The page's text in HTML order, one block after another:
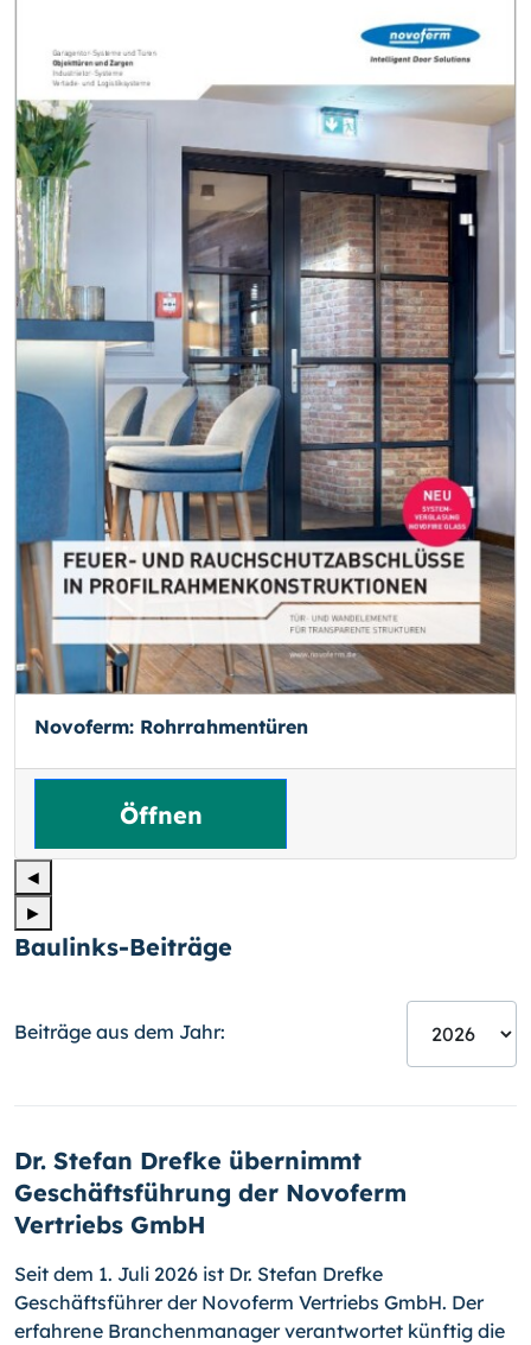
Novoferm: Rohrrahmentüren
Öffnen
◄
►
Baulinks-Beiträge
Beiträge aus dem Jahr:
Dr. Stefan Drefke übernimmt
Geschäftsführung der Novoferm
Vertriebs GmbH
Seit dem 1. Juli 2026 ist Dr. Stefan Drefke
Geschäftsführer der Novoferm Vertriebs GmbH. Der
erfahrene Branchenmanager verantwortet künftig die